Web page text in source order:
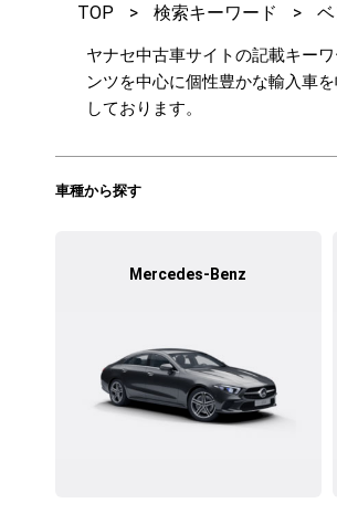
TOP > 検索キーワード >
ヤナセ中古車サイトの記載キー
ンツを中心に個性豊かな輸入車
しております。
車種から探す
Mercedes-Benz